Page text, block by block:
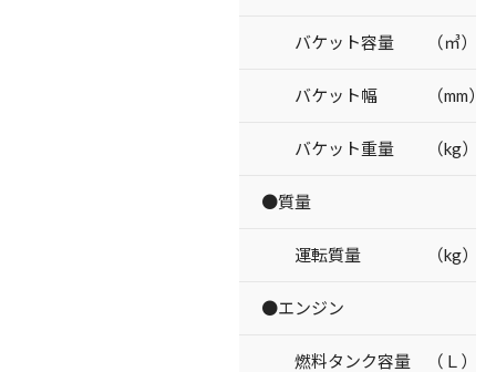
バケット容量 （㎥）
バケット幅 （mm）
バケット重量 （kg）
●質量
運転質量 （kg）
●エンジン
燃料タンク容量 （Ｌ）